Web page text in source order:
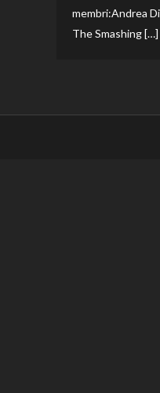
membri:Andrea
The Smashing […]